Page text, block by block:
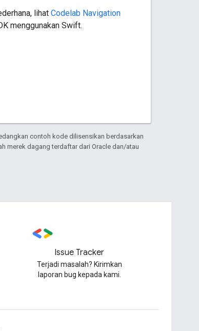
lihat Codelab Navigation
menggunakan Swift.
contoh kode dilisensikan berdasarkan
merek dagang terdaftar dari Oracle dan/atau
Issue Tracker
Terjadi masalah? Kirimkan
laporan bug kepada kami.